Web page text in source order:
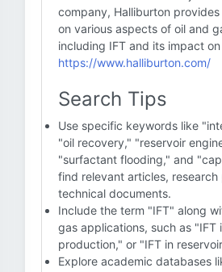
company, Halliburton
on various aspects of oil and
including IFT and its impact
https://www.halliburton.com/
Search Tips
Use specific keywords like
"oil recovery," "reservoir
"surfactant flooding," and
find relevant articles, research
technical documents.
Include the term "IFT" along
gas applications, such as "IFT
production," or "IFT in
Explore academic databases